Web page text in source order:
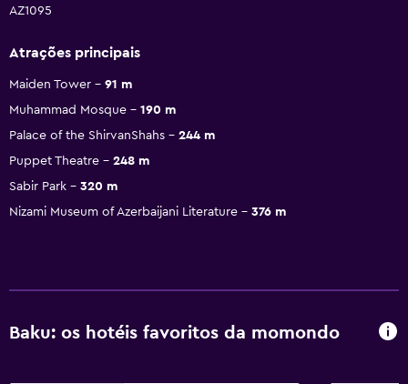
AZ1095
Atrações principais
Maiden Tower
91 m
Muhammad Mosque
190 m
Palace of the ShirvanShahs
244 m
Puppet Theatre
248 m
Sabir Park
320 m
Nizami Museum of Azerbaijani Literature
376 m
Baku: os hotéis favoritos da momondo